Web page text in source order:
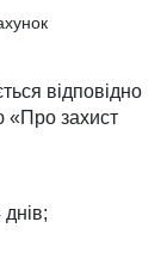
відповідно
«Про захист